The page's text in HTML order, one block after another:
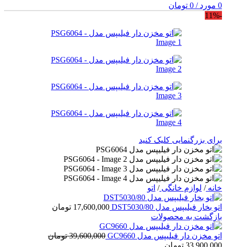
0 مورد /
0 تومان
-11%
برای بزرگنمایی کلیک کنید
خانه/ لوازم خانگی/ اتو
اتو بخار فیلیپس مدل DST5030/80 17,600,000 تومان
بازگشت به محصولات
اتو مخزن دار فیلیپس مدل GC9660 39,600,000 تومان
قیمت
33,900,000 تومان